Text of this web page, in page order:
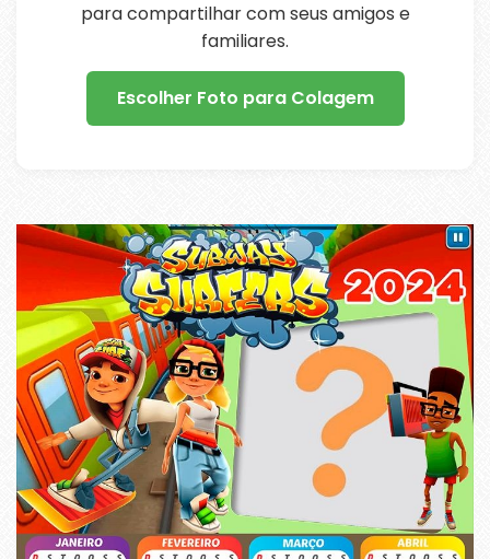
para compartilhar com seus amigos e
familiares.
Escolher Foto para Colagem